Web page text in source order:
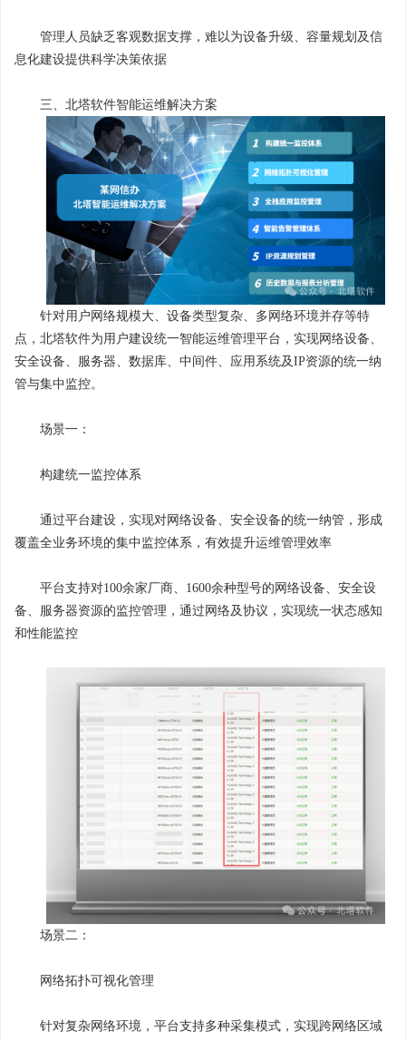
管理人员缺乏客观数据支撑，难以为设备升级、容量规划及信
息化建设提供科学决策依据
三、北塔软件智能运维解决方案
针对用户网络规模大、设备类型复杂、多网络环境并存等特
点，北塔软件为用户建设统一智能运维管理平台，实现网络设备、
安全设备、服务器、数据库、中间件、应用系统及IP资源的统一纳
管与集中监控。
场景一：
构建统一监控体系
通过平台建设，实现对网络设备、安全设备的统一纳管，形成
覆盖全业务环境的集中监控体系，有效提升运维管理效率
平台支持对100余家厂商、1600余种型号的网络设备、安全设
备、服务器资源的监控管理，通过网络及协议，实现统一状态感知
和性能监控
场景二：
网络拓扑可视化管理
针对复杂网络环境，平台支持多种采集模式，实现跨网络区域